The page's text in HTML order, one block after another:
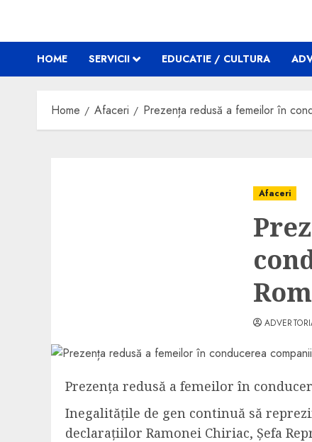
HOME SERVICII EDUCATIE / CULTURA
Home Afaceri Prezența redusă a femeilor în
Afaceri
Prezența redusă a femeilor în
Inegalitățile de gen continuă să
declarațiilor Ramonei Chiriac, Șefa